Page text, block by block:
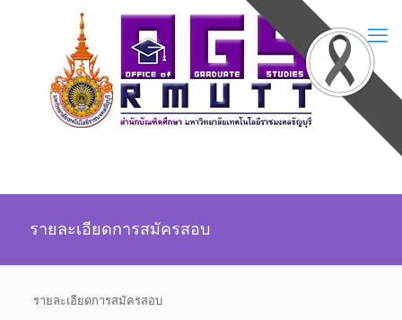
รายละเอียดการสมัครสอบ
รายละเอียดการสมัครสอบ